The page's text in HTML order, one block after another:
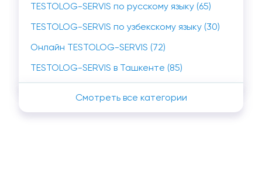
TESTOLOG-SERVIS по русскому языку (65)
TESTOLOG-SERVIS по узбекскому языку (30)
Онлайн TESTOLOG-SERVIS (72)
TESTOLOG-SERVIS в Ташкенте (85)